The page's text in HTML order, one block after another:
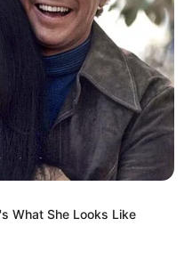
What She Looks Like